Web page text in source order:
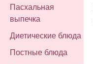
Пасхальная
выпечка
Диетические блюда
Постные блюда